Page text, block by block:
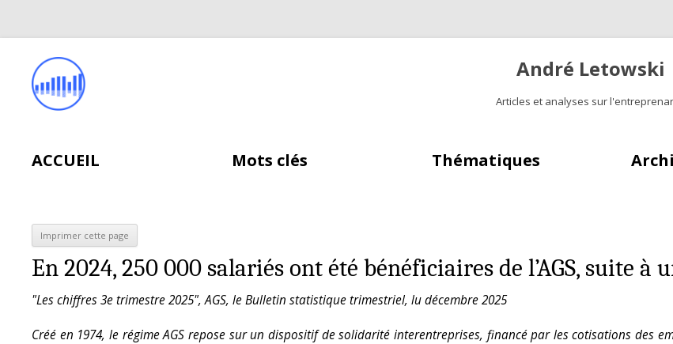
André Letowski
Articles et analyses sur
ACCUEIL Mots clés Thématiques
En 2024, 250 000 salariés ont été bénéficiaires de l’AGS, suite
"Les chiffres 3e trimestre 2025", AGS, le Bulletin statistique trimestriel, lu décembre 2025
Créé en 1974, le régime AGS repose sur un dispositif de solidarité interentreprises, financé par les cotisations des